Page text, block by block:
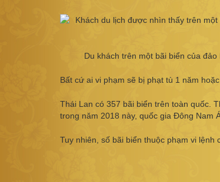
Du khách trên một bãi biển của
Bất cứ ai vi phạm sẽ bị phạt tù 1 năm
Thái Lan có 357 bãi biển trên toàn quốc.
trong năm 2018 này, quốc gia Đông Nam
Tuy nhiên, số bãi biển thuộc phạm vi lệnh